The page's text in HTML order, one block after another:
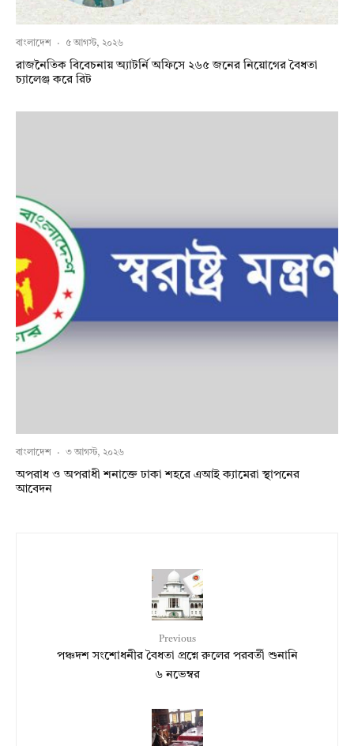
বাংলাদেশ · ৫ আগস্ট, ২০২৬
রাজনৈতিক বিবেচনায় অ‍্যাটর্নি অফিসে ২৬৫ জনের নিয়োগের বৈধতা
চ্যালেঞ্জ করে রিট
বাংলাদেশ · ৩ আগস্ট, ২০২৬
অপরাধ ও অপরাধী শনাক্তে ঢাকা শহরে এআই ক্যামেরা স্থাপনের
আবেদন
Previous
পঞ্চদশ সংশোধনীর বৈধতা প্রশ্নে রুলের পরবর্তী শুনানি
৬ নভেম্বর